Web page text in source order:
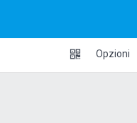
Opzioni